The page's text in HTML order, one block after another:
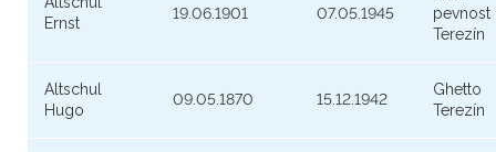
Ernst
19.06.1901 07.05.1945
pevnost
Terezín
Altschul
Hugo
09.05.1870 15.12.1942
Ghetto
Terezín